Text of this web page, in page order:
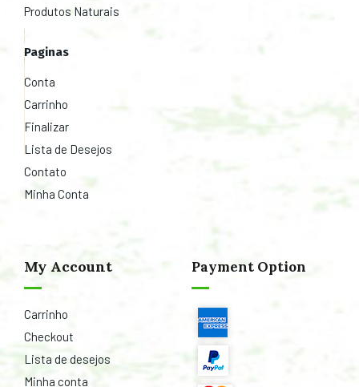
Produtos Naturais
Paginas
Conta
Carrinho
Finalizar
Lista de Desejos
Contato
Minha Conta
My Account
Carrinho
Checkout
Lista de desejos
Minha conta
Payment Option